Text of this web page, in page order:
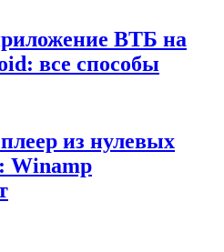
ВТБ на
все способы
из нулевых
Winamp